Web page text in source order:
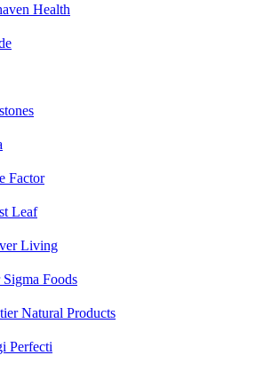
Health
Factor
Leaf
Living
Foods
Natural Products
Perfecti